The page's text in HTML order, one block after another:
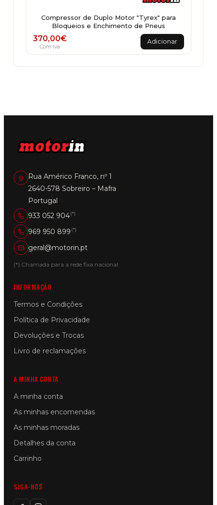
Compressor de Duplo Motor "Tyrex" para
Bloqueios e Enchimento de Pneus
370,00€
Com Iva
Adicionar
Rua Américo Franco, nº 1
2640-578 Sobreiro – Mafra
Portugal
933 052 904(*)
969 950 899 (*)
geral@motorin.pt
(*) Chamada para a rede fixa nacional
INFORMAÇÃO
Termos e Condições
Política de Privacidade
Devoluções e Trocas
Livro de reclamações
A MINHA CONTA
A minha conta
As minhas encomendas
As minhas moradas
Detalhes da conta
Carrinho
SIGA-NOS